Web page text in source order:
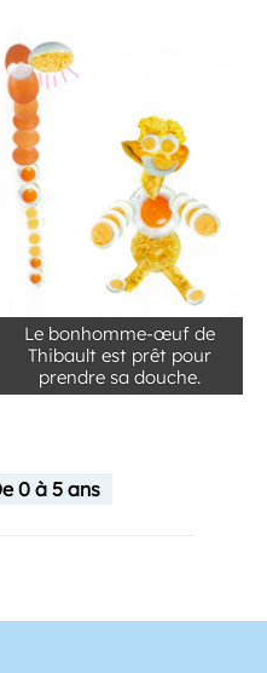
Le bonhomme-œuf de
Thibault est prêt pour
prendre sa douche.
0 à 5 ans